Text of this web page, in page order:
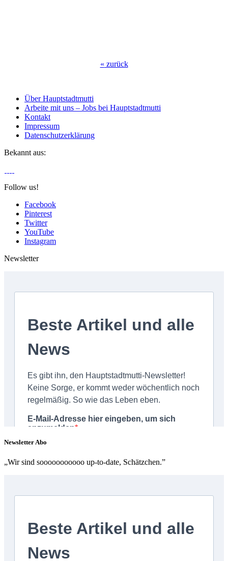
« zurück
Über Hauptstadtmutti
Arbeite mit uns – Jobs bei Hauptstadtmutti
Kontakt
Impressum
Datenschutzerklärung
Bekannt aus:
Follow us!
Facebook
Pinterest
Twitter
YouTube
Instagram
Newsletter
Newsletter Abo
„Wir sind sooooooooooo up-to-date, Schätzchen.”